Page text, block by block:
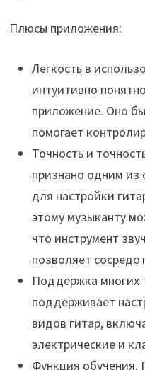
Плюсы приложения:
Легкость в
интуитивно
приложение. Оно
помогает
Точность и
признано одним из
для настройки
этому музыканту
что инструмент
позволяет
Поддержка многих
поддерживает
видов гитар,
электрические и
Функция